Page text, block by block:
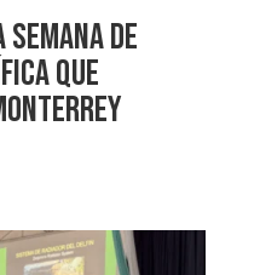
de
que